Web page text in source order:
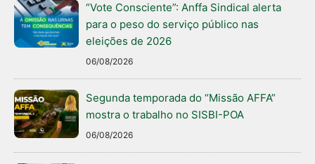
“Vote Consciente”: Anffa Sindical alerta
para o peso do serviço público nas
eleições de 2026
06/08/2026
Segunda temporada do “Missão AFFA”
mostra o trabalho no SISBI-POA
06/08/2026